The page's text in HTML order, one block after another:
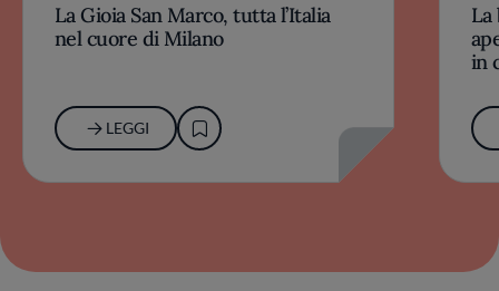
La Gioia San Marco, tutta l’Italia
nel cuore di Milano
LEGGI
La
in